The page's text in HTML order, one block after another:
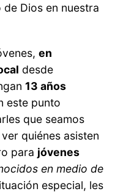
Dios en nuestra
en
desde
13 años
este punto
que seamos
quiénes asisten
para jóvenes
en medio de
especial, les